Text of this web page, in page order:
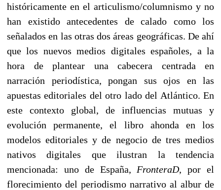
históricamente en el articulismo/columnismo y no
han existido antecedentes de calado como los
señalados en las otras dos áreas geográficas. De ahí
que los nuevos medios digitales españoles, a la
hora de plantear una cabecera centrada en
narración periodística, pongan sus ojos en las
apuestas editoriales del otro lado del Atlántico. En
este contexto global, de influencias mutuas y
evolución permanente, el libro ahonda en los
modelos editoriales y de negocio de tres medios
nativos digitales que ilustran la tendencia
mencionada: uno de España, FronteraD, por el
florecimiento del periodismo narrativo al albur de